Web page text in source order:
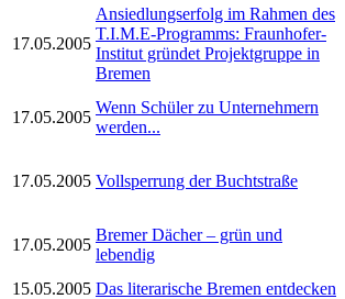
17.05.2005
Ansiedlungserfolg im Rahmen des
T.I.M.E-Programms: Fraunhofer-
Institut gründet Projektgruppe in
Bremen
17.05.2005
Wenn Schüler zu Unternehmern
werden...
17.05.2005 Vollsperrung der Buchtstraße
17.05.2005
Bremer Dächer – grün und
lebendig
15.05.2005 Das literarische Bremen entdecken